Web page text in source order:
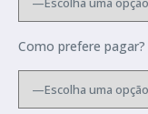
Como prefere pagar?